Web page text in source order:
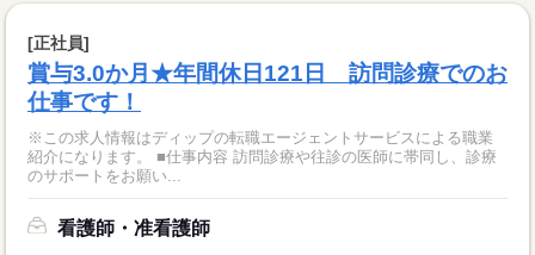
[正社員]
賞与3.0か月★年間休日121日 訪問診療でのお
仕事です！
※この求人情報はディップの転職エージェントサービスによる職業
紹介になります。 ■仕事内容 訪問診療や往診の医師に帯同し、診療
のサポートをお願い...
看護師・准看護師